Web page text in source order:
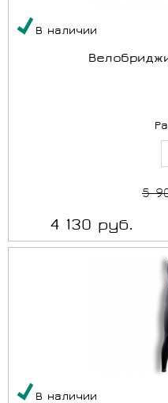
В наличии
5
4 130 руб.
В наличии